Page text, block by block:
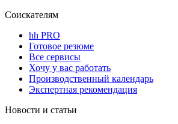
Соискателям
hh PRO
Готовое резюме
Все сервисы
Хочу у вас работать
Производственный календарь
Экспертная рекомендация
Новости и статьи